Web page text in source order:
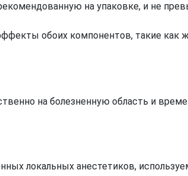
на упаковке, и не
обоих компонентов, такие как
на болезненную область и
локальных анестетиков,